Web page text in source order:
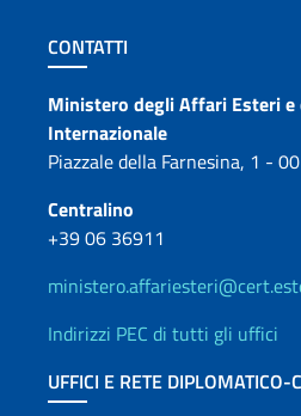
Sezione footer
CONTATTI
Contatti
Ministero degli Affari Esteri e
Internazionale
Piazzale della Farnesina, 1 -
Centralino
+39 06 36911
Indirizzi PEC di tutti gli uffici
UFFICI E RETE DIPLOMATICO-